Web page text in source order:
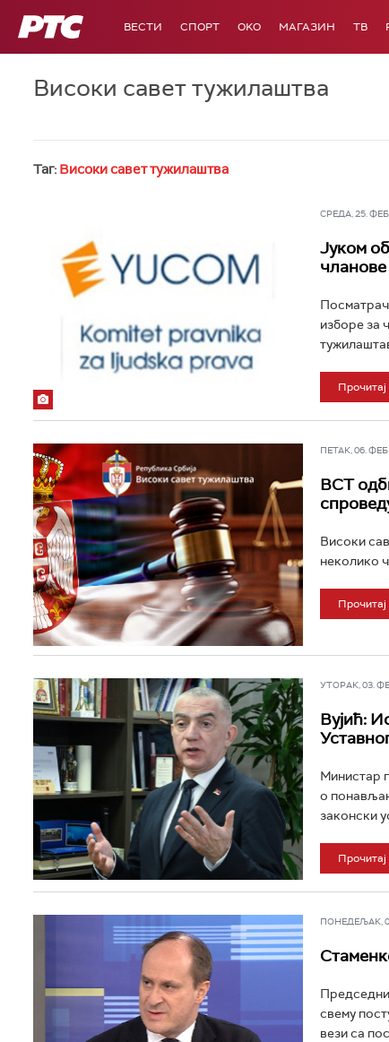
РТС ВЕСТИ СПОРТ OKO МАГАЗИН ТВ
Високи савет тужилаштва
Таг: Високи савет тужилаштва
СРЕДА, 25. ФЕБ
Јуком
изборе за
Прочитај
ПЕТАК, 06. ФЕБ
ВСТ
Високи
неколико
Прочитај
УТОРАК, 03.
Вујић:
Министар
о
законски
Прочитај
ПОНЕДЕЉАК,
свему
вези са